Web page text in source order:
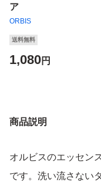
ア
ORBIS
送料無料
1,080円
商品説明
オルビスのエッセン
です。洗い流さない